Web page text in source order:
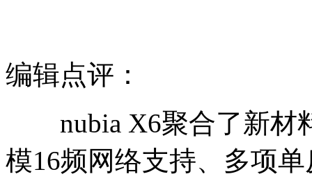
编辑点评：
nubia X6聚合了新材
模16频网络支持、多项